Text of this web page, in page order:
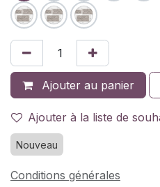
Ajouter au panier
Ajouter à la liste de
Nouveau
Conditions générales